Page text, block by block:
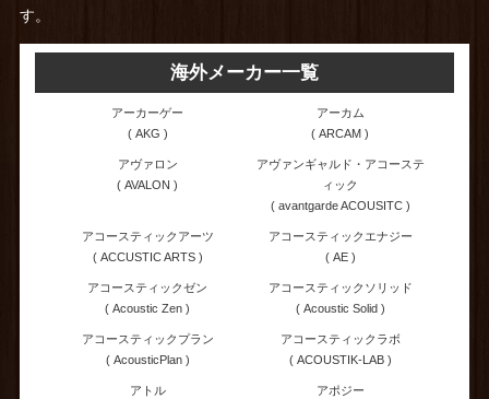
す。
海外メーカー一覧
アーカーゲー
( AKG )
アーカム
( ARCAM )
アヴァロン
( AVALON )
アヴァンギャルド・アコーステ
ィック
( avantgarde ACOUSITC )
アコースティックアーツ
( ACCUSTIC ARTS )
アコースティックエナジー
( AE )
アコースティックゼン
( Acoustic Zen )
アコースティックソリッド
( Acoustic Solid )
アコースティックプラン
( AcousticPlan )
アコースティックラボ
( ACOUSTIK-LAB )
アトル
アポジー